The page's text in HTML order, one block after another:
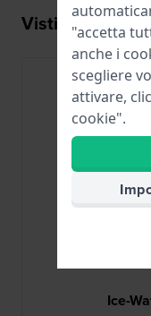
Visti di recente
Ice-
"accetta
anche i
scegliere
attivare,
cookie".